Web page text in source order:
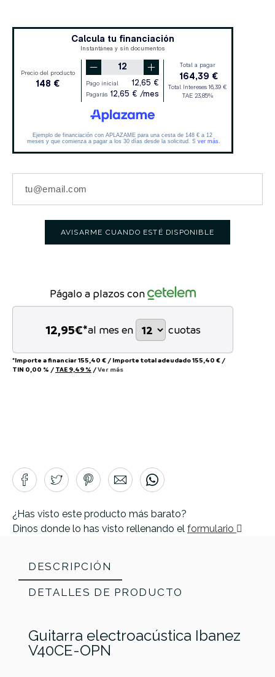
AVISARME CUANDO ESTÉ DISPONIBLE
Págalo a plazos con
12,95€*al mes en cuotas
*Importe a financiar155,40 € / Importe total adeudado155,40 € /
TIN 0,00 % / TAE 9,49 % /Ver más
¿Has visto este producto más barato?
Dinos donde lo has visto rellenando el formulario
DESCRIPCIÓN
DETALLES DE PRODUCTO
Guitarra electroacústica Ibanez
V40CE-OPN